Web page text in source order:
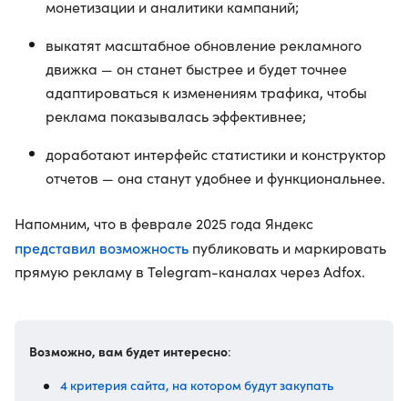
монетизации и аналитики кампаний;
выкатят масштабное обновление рекламного
движка — он станет быстрее и будет точнее
адаптироваться к изменениям трафика, чтобы
реклама показывалась эффективнее;
доработают интерфейс статистики и конструктор
отчетов — она станут удобнее и функциональнее.
Напомним, что в феврале 2025 года Яндекс
представил возможность публиковать и маркировать
прямую рекламу в Telegram-каналах через Adfox.
Возможно, вам будет интересно:
4 критерия сайта, на котором будут закупать